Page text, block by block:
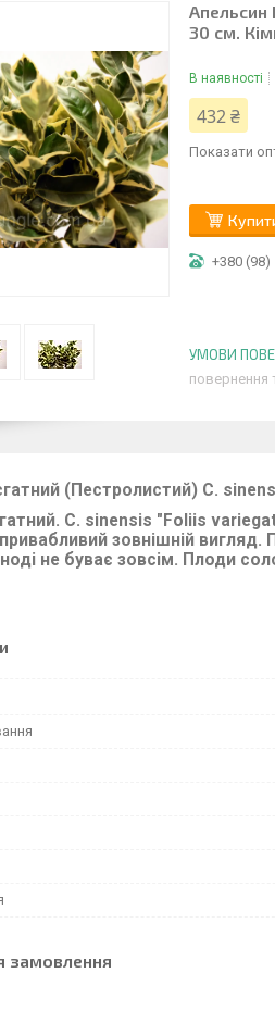
Апельсин
30 см.
В наявності
432 ₴
Показати
+380 (98)
повернення
(Пестролистий) C.
C. sinensis "Foliis
зовнішній вигляд.
не буває зовсім. Плоди
замовлення